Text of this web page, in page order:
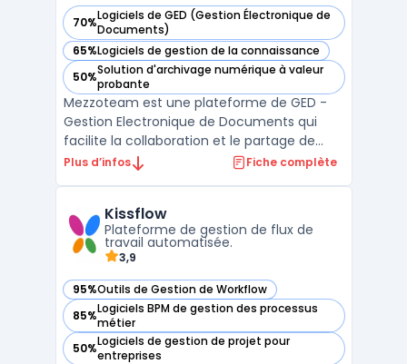
70%Logiciels de GED (Gestion Électronique de
Documents)
— voir Mezzoteam dans cette catégorie
65%Logiciels de gestion de la connaissance
— voir Mezzoteam dans cette catégorie
50%Solution d'archivage numérique à valeur
probante
— voir Mezzoteam dans cette catégorie
Mezzoteam est une plateforme de GED -
Gestion Electronique de Documents qui
facilite la collaboration et le partage de
fichiers au sein des entreprises. Elle permet
La solution offre également des
fonctionnalités te ...
Plus d’infos Fiche complète
Kissflow
Plateforme de gestion de flux de
travail automatisée.
3,9
95%Outils de Gestion de Workflow
— voir Kissflow dans cette catégorie
85%Logiciels BPM de gestion des processus
métier
— voir Kissflow dans cette catégorie
50%Logiciels de gestion de projet pour
entreprises
— voir Kissflow dans cette catégorie